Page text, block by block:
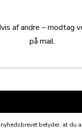
af andre – modtag
på mail.
betyder, at du